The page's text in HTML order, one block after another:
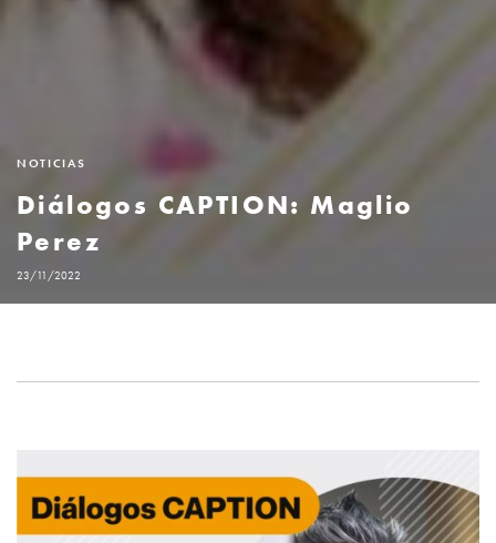
NOTICIAS
Diálogos CAPTION: Maglio
Perez
23/11/2022